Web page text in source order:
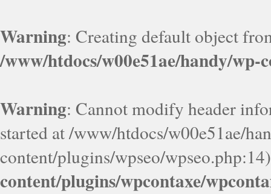
Warning: Creating default object
/www/htdocs/w00e51ae/handy/wp-
Warning: Cannot modify header
started at /www/htdocs/w00e51ae/
content/plugins/wpseo/
content/plugins/wpcontaxe/